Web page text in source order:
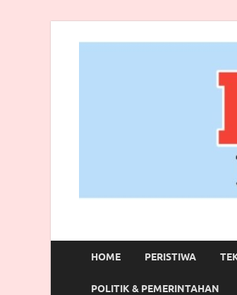
HOME PERISTIWA
POLITIK & PEMERINTAHAN